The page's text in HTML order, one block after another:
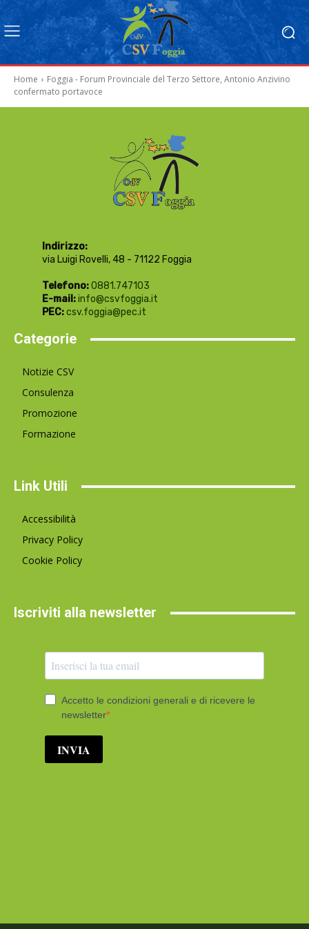
Home
Foggia - Forum Provinciale del Terzo Settore, Antonio Anzivino
confermato portavoce
Indirizzo:
via Luigi Rovelli, 48 - 71122 Foggia
Telefono:0881.747103
E-mail:info@csvfoggia.it
PEC:csv.foggia@pec.it
Categorie
Notizie CSV
Consulenza
Promozione
Formazione
Link Utili
Accessibilità
Privacy Policy
Cookie Policy
Iscriviti alla newsletter